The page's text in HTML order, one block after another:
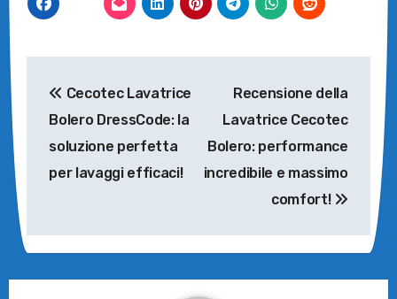
articoli
Cecotec Lavatrice
Bolero DressCode: la
soluzione perfetta
per lavaggi efficaci!
Recensione della
Lavatrice Cecotec
Bolero: performance
incredibile e massimo
comfort!